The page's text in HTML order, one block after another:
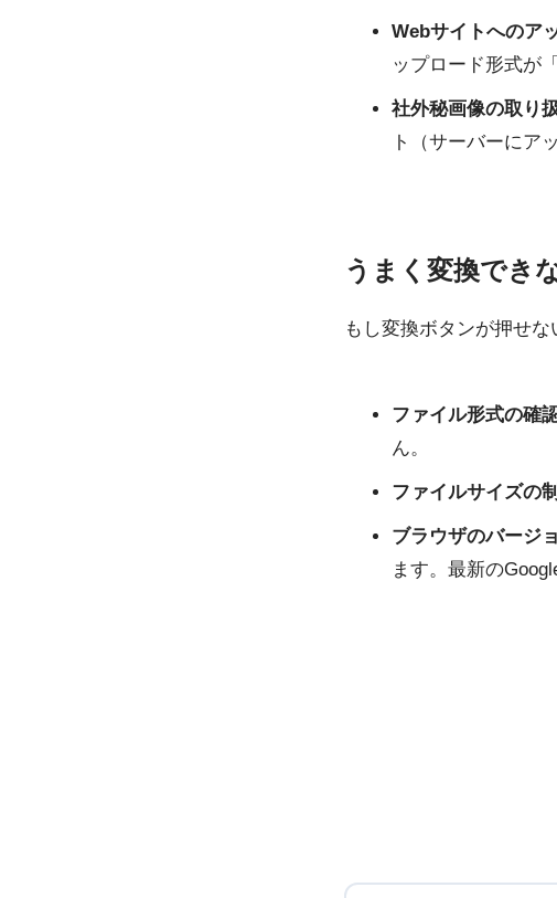
Webサイトへのア
ップロード形式が
社外秘画像の取り
ト（サーバーにア
うまく変換でき
もし変換ボタンが押せ
ファイル形式の確
ん。
ファイルサイズの
ブラウザのバージ
ます。最新の